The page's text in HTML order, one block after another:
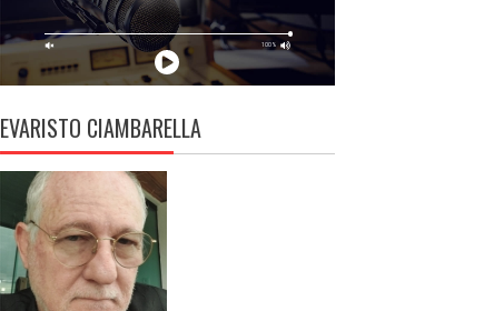
EVARISTO CIAMBARELLA